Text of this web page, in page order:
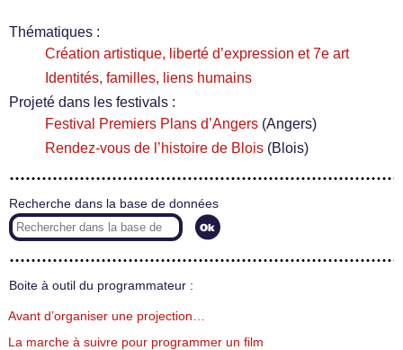
Thématiques :
Création artistique, liberté d’expression et 7e art
Identités, familles, liens humains
Projeté dans les festivals :
Festival Premiers Plans d’Angers (Angers)
Rendez-vous de l’histoire de Blois (Blois)
Recherche dans la base de données
Boite à outil du programmateur :
Avant d’organiser une projection…
La marche à suivre pour programmer un film